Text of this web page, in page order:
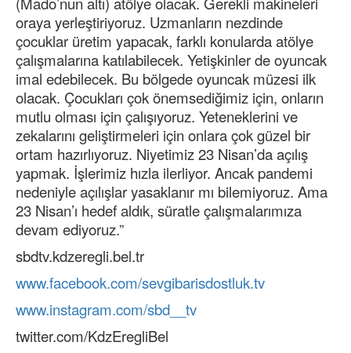
oraya yerleştiriyoruz. Uzmanların nezdinde
çocuklar üretim yapacak, farklı konularda atölye
çalışmalarına katılabilecek. Yetişkinler de oyuncak
imal edebilecek. Bu bölgede oyuncak müzesi ilk
olacak. Çocukları çok önemsediğimiz için, onların
mutlu olması için çalışıyoruz. Yeteneklerini ve
zekalarını geliştirmeleri için onlara çok güzel bir
ortam hazırlıyoruz. Niyetimiz 23 Nisan’da açılış
yapmak. İşlerimiz hızla ilerliyor. Ancak pandemi
nedeniyle açılışlar yasaklanır mı bilemiyoruz. Ama
23 Nisan’ı hedef aldık, süratle çalışmalarımıza
devam ediyoruz.”
sbdtv.kdzeregli.bel.tr
www.facebook.com/sevgibarisdostluk.tv
www.instagram.com/sbd__tv
twitter.com/KdzEregliBel